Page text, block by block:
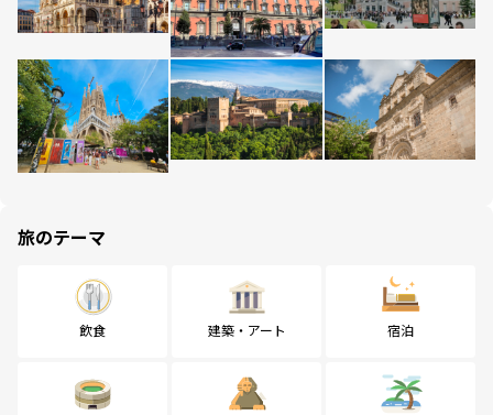
旅のテーマ
飲食 建築・アート 宿泊